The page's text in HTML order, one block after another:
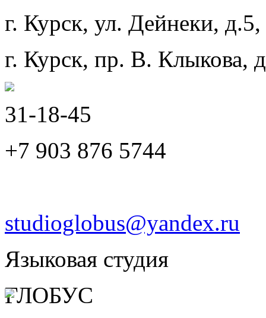
г. Курск, ул. Дейнеки,
г. Курск, пр. В. Клыкова,
31-18-45
+7 903 876 5744
studioglobus@yandex.ru
Языковая студия
ГЛОБУС